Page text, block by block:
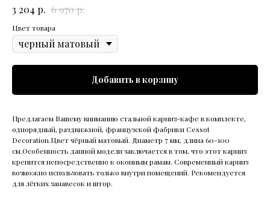
3 204 р. 6 970р.
Цвет товара
Добавить в корзину
Предлагаем Вашему вниманию стальной карниз-кафе в комплекте,
однорядный, раздвижной, французской фабрики Cessot
Decoration.Цвет чёрный матовый. Диаметр 7 мм, длина 60-100
см.Особенность данной модели заключается в том, что этот карниз
крепится непосредственно к оконным рамам. Современный карниз
возможно использовать только внутри помещений. Рекомендуется
для лёгких занавесок и штор.